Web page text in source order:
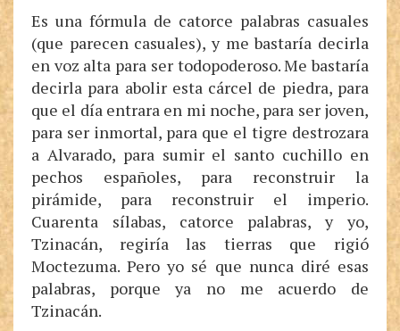
Es una fórmula de catorce palabras casuales
(que parecen casuales), y me bastaría decirla
en voz alta para ser todopoderoso. Me bastaría
decirla para abolir esta cárcel de piedra, para
que el día entrara en mi noche, para ser joven,
para ser inmortal, para que el tigre destrozara
a Alvarado, para sumir el santo cuchillo en
pechos españoles, para reconstruir la
pirámide, para reconstruir el imperio.
Cuarenta sílabas, catorce palabras, y yo,
Tzinacán, regiría las tierras que rigió
Moctezuma. Pero yo sé que nunca diré esas
palabras, porque ya no me acuerdo de
Tzinacán.